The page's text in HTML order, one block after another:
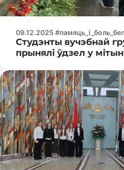
09.12.2025
Студэнты вучэбнай
прынялі ўдзел у
Шталаг-352